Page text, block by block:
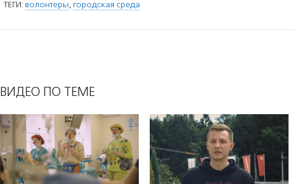
ТЕГИ: волонтеры, городская среда
ВИДЕО ПО ТЕМЕ